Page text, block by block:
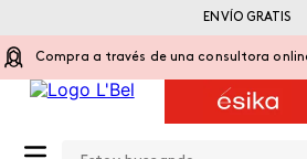
Compra a través de una consultora
ENVÍO GRATIS